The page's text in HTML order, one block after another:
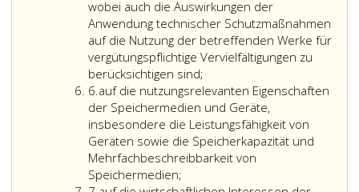
wobei auch die Auswirkungen der
Anwendung technischer Schutzmaßnahmen
auf die Nutzung der betreffenden Werke für
vergütungspflichtige Vervielfältigungen zu
berücksichtigen sind;
6.Ziffer
6
auf die nutzungsrelevanten Eigenschaften
der Speichermedien und Geräte,
insbesondere die Leistungsfähigkeit von
Geräten sowie die Speicherkapazität und
Mehrfachbeschreibbarkeit von
Speichermedien;